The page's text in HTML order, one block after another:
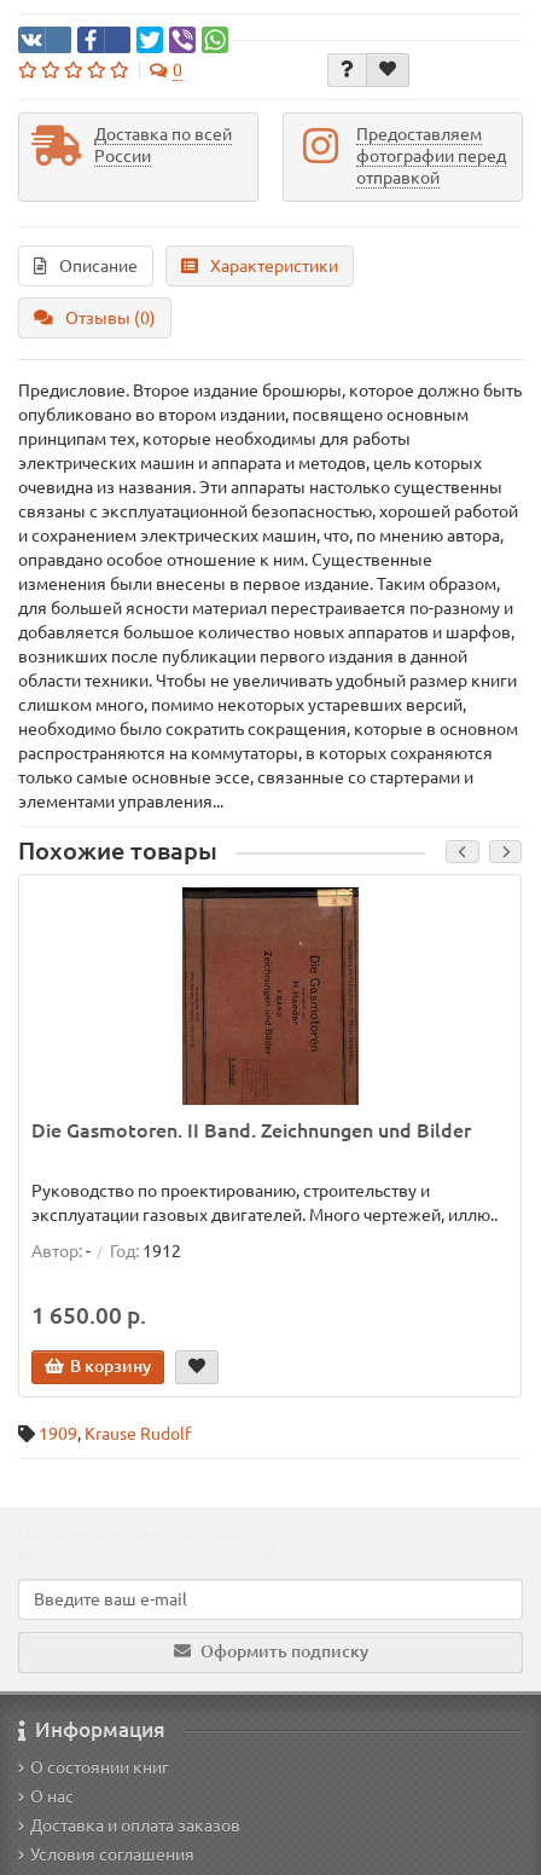
0
Доставка по всей
России
Предоставляем
фотографии перед
отправкой
Описание Характеристики
Отзывы (0)
Предисловие. Второе издание брошюры, которое должно быть
опубликовано во втором издании, посвящено основным
принципам тех, которые необходимы для работы
электрических машин и аппарата и методов, цель которых
очевидна из названия. Эти аппараты настолько существенны
связаны с эксплуатационной безопасностью, хорошей работой
и сохранением электрических машин, что, по мнению автора,
оправдано особое отношение к ним. Существенные
изменения были внесены в первое издание. Таким образом,
для большей ясности материал перестраивается по-разному и
добавляется большое количество новых аппаратов и шарфов,
возникших после публикации первого издания в данной
области техники. Чтобы не увеличивать удобный размер книги
слишком много, помимо некоторых устаревших версий,
необходимо было сократить сокращения, которые в основном
распространяются на коммутаторы, в которых сохраняются
только самые основные эссе, связанные со стартерами и
элементами управления...
Похожие товары
Die Gasmotoren. II Band. Zeichnungen und Bilder
Руководство по проектированию, строительству и
эксплуатации газовых двигателей. Много чертежей, иллю..
Автор:- Год: 1912
1 650.00 р.
В корзину
1909, Krause Rudolf
Оформить подписку
Информация
О состоянии книг
О нас
Доставка и оплата заказов
Условия соглашения